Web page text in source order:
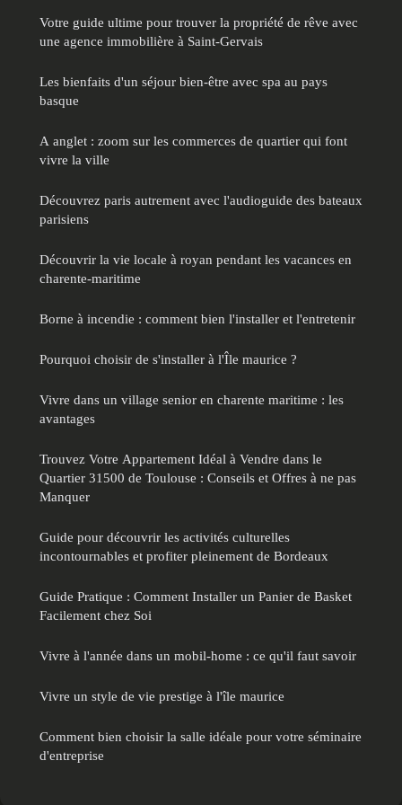
Votre guide ultime pour trouver la propriété de rêve avec
une agence immobilière à Saint-Gervais
Les bienfaits d'un séjour bien-être avec spa au pays
basque
A anglet : zoom sur les commerces de quartier qui font
vivre la ville
Découvrez paris autrement avec l'audioguide des bateaux
parisiens
Découvrir la vie locale à royan pendant les vacances en
charente-maritime
Borne à incendie : comment bien l'installer et l'entretenir
Pourquoi choisir de s'installer à l'Île maurice ?
Vivre dans un village senior en charente maritime : les
avantages
Trouvez Votre Appartement Idéal à Vendre dans le
Quartier 31500 de Toulouse : Conseils et Offres à ne pas
Manquer
Guide pour découvrir les activités culturelles
incontournables et profiter pleinement de Bordeaux
Guide Pratique : Comment Installer un Panier de Basket
Facilement chez Soi
Vivre à l'année dans un mobil-home : ce qu'il faut savoir
Vivre un style de vie prestige à l'île maurice
Comment bien choisir la salle idéale pour votre séminaire
d'entreprise